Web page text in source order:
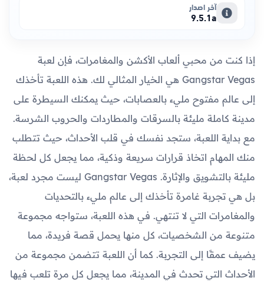
آخر اصدار
9.5.1a
إذا كنت من محبي ألعاب الأكشن والمغامرات، فإن لعبة
Gangstar Vegas هي الخيار المثالي لك. هذه اللعبة تأخذك
إلى عالم مفتوح مليء بالعصابات، حيث يمكنك السيطرة على
مدينة كاملة مليئة بالسرقات والمطاردات والحروب الشرسة.
مع بداية اللعبة، ستجد نفسك في قلب الأحداث، حيث تتطلب
منك المهام اتخاذ قرارات سريعة وذكية، مما يجعل كل لحظة
مليئة بالتشويق والإثارة. Gangstar Vegas ليست مجرد لعبة،
بل هي تجربة غامرة تأخذك إلى عالم مليء بالتحديات
والمغامرات التي لا تنتهي. في هذه اللعبة، ستواجه مجموعة
متنوعة من الشخصيات، كل منها يحمل قصة فريدة، مما
يضيف عمقًا إلى التجربة. كما أن اللعبة تتضمن مجموعة من
الأحداث التي تحدث في المدينة، مما يجعل كل مرة تلعب فيها